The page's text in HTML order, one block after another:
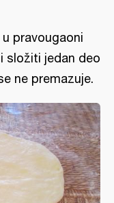
pravougaoni
složiti jedan deo
ne premazuje.